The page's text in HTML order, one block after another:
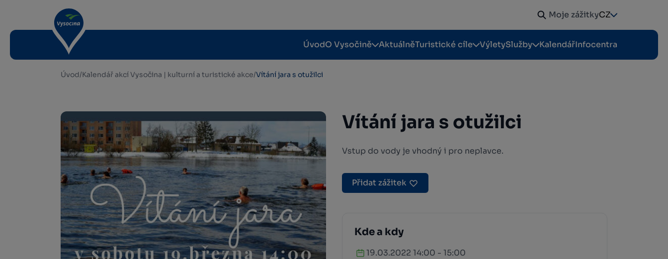
Moje zážitkyCZ
ÚvodO Vysočině AktuálněTuristické cíle VýletySlužby KalendářInfocentra
Úvod/Kalendář akcí Vysočina | kulturní a turistické akce/Vítání jara s otužilci
Vítání jara s otužilci
Vstup do vody je vhodný i pro neplavce.
Přidat zážitek
Kde a kdy
19.03.2022 14:00 - 15:00